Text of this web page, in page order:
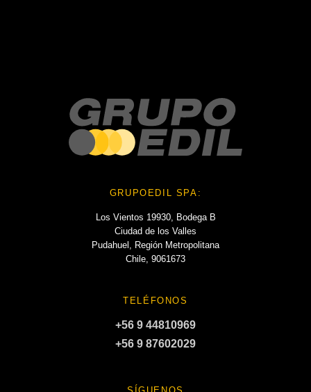
GRUPOEDIL SPA:
Los Vientos 19930, Bodega B
Ciudad de los Valles
Pudahuel, Región Metropolitana
Chile, 9061673
TELÉFONOS
+56 9 44810969
+56 9 87602029